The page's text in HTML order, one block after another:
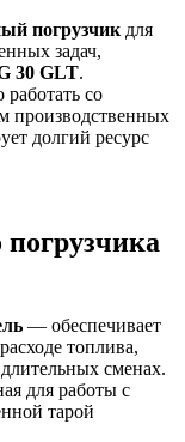
погрузчик для
задач,
30 GLT.
работать со
производственных
долгий ресурс
— обеспечивает
топлива,
сменах.
для работы с
тарой